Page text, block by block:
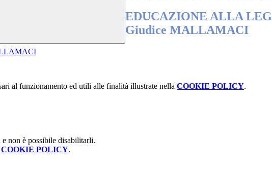
EDUCAZIONE ALLA
Giudice MALLAMACI
al funzionamento ed utili alle finalità illustrate nella COOKIE POLICY.
non è possibile disabilitarli.
COOKIE POLICY.